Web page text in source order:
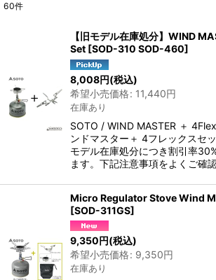
絞り込む
60件
【旧モデル在庫処分】WIND
Set [SOD-310 SOD-460]
8,008円(税込)
希望小売価格: 11,440円
在庫あり
SOTO / WIND MASTER ＋
ンドマスター＋ 4フレックスセ
モデル在庫処分につき割引率
ます。下記注意事項をよくご確
Micro Regulator Stove Wind
[SOD-311GS]
9,350円(税込)
希望小売価格: 9,350円
在庫あり